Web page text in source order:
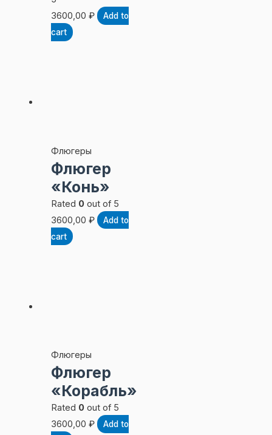
3600,00 ₽
Add to
cart
Флюгеры
Флюгер
«Конь»
Rated 0out of 5
3600,00 ₽
Add to
cart
Флюгеры
Флюгер
«Корабль»
Rated 0out of 5
3600,00 ₽
Add to